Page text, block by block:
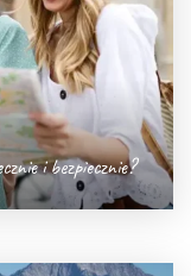
i bezpiecznie?